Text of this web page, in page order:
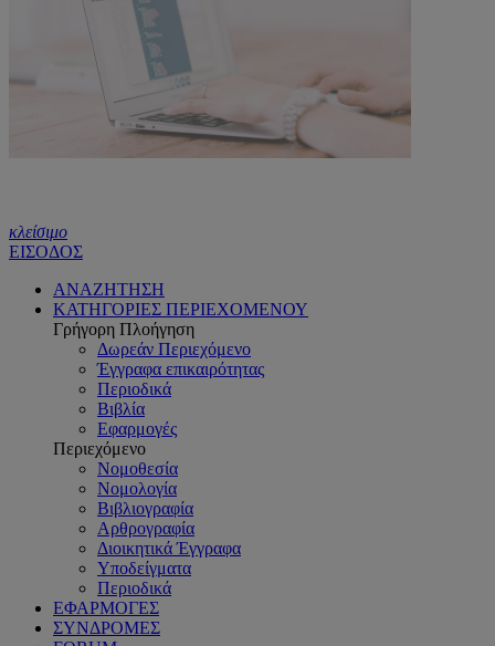
κλείσιμο
ΕΙΣΟΔΟΣ
ΑΝΑΖΗΤΗΣΗ
ΚΑΤΗΓΟΡΙΕΣ ΠΕΡΙΕΧΟΜΕΝΟΥ
Γρήγορη Πλοήγηση
Δωρεάν Περιεχόμενο
Έγγραφα επικαιρότητας
Περιοδικά
Βιβλία
Εφαρμογές
Περιεχόμενο
Νομοθεσία
Νομολογία
Βιβλιογραφία
Αρθρογραφία
Διοικητικά Έγγραφα
Υποδείγματα
Περιοδικά
ΕΦΑΡΜΟΓΕΣ
ΣΥΝΔΡΟΜΕΣ